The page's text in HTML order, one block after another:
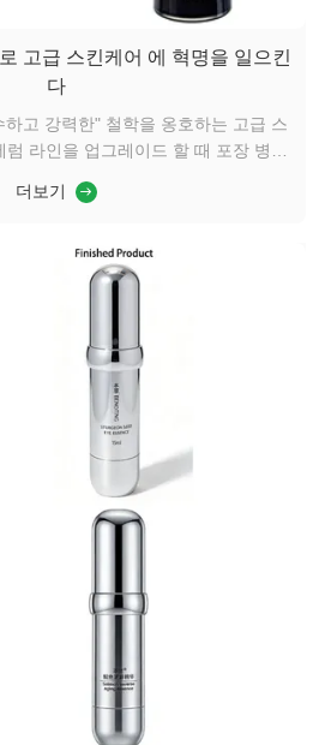
고급 스킨케어 에 혁명을 일으킨
다
고 강력한" 철학을 옹호하는 고급 스
라인을 업그레이드 할 때 포장 병목
다., 산화율이 높은 수식을 제공하지만
다.직관적으로 전달하세요안전, 정확
급스러운 질감과 독특한 상호 작용 경
듀플 레이어 아크릴 공기 ...
더보기